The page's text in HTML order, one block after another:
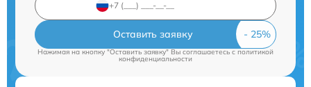
Оставить заявку
Нажимая на кнопку "Оставить заявку" Вы соглашаетесь cполитикой
конфиденциальности